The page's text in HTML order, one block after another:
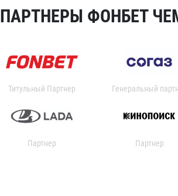
ПАРТНЕРЫ ФОНБЕТ
Титульный Партнер Генеральный
Партнер Партнер